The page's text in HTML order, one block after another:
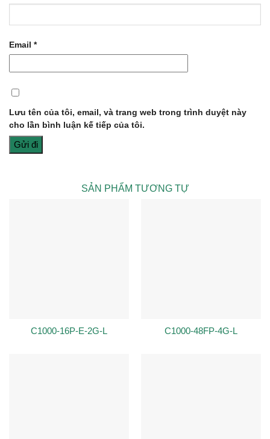
Email *
Lưu tên của tôi, email, và trang web trong trình duyệt này
cho lần bình luận kế tiếp của tôi.
SẢN PHẨM TƯƠNG TỰ
C1000-16P-E-2G-L C1000-48FP-4G-L